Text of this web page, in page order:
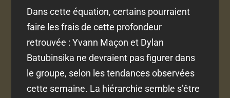
Dans cette équation, certains pourraient
faire les frais de cette profondeur
retrouvée : Yvann Maçon et Dylan
Batubinsika ne devraient pas figurer dans
le groupe, selon les tendances observées
cette semaine. La hiérarchie semble s’être